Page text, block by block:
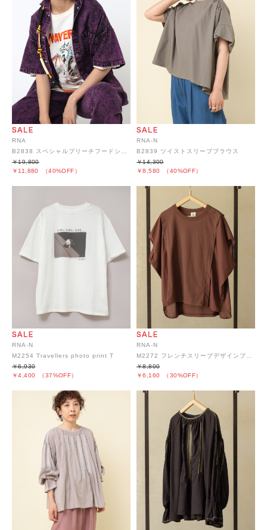
RNA
B2838 スペシャルブリーチフードシャツ
￥11,880 （40%OFF）
￥19,800
RNA-N
B2839 ツイストスリーブブラウス
￥8,580 （40%OFF）
￥14,300
RNA-N
M2254 Travellers photo print T
￥4,400 （37%OFF）
￥6,930
RNA-N
￥6,160 （30%OFF）
￥8,800